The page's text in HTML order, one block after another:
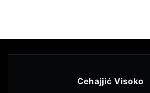
Cehajjić Visoko